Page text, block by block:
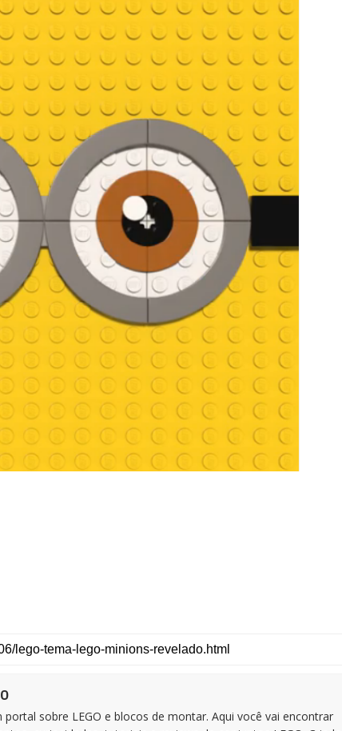
sobre LEGO e blocos de montar. Aqui você vai encontrar